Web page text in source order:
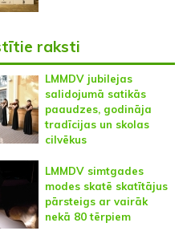
raksti
LMMDV jubilejas
salidojumā satikās
paaudzes, godināja
tradīcijas un skolas
cilvēkus
LMMDV simtgades
modes skatē skatītājus
pārsteigs ar vairāk
nekā 80 tērpiem